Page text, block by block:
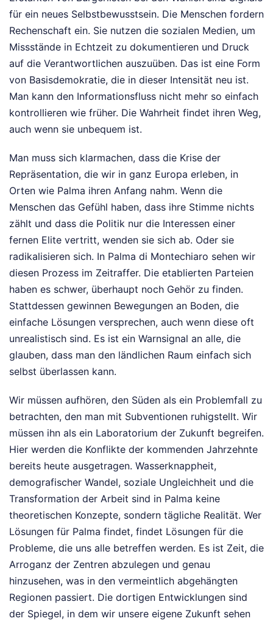
für ein neues Selbstbewusstsein. Die Menschen fordern
Rechenschaft ein. Sie nutzen die sozialen Medien, um
Missstände in Echtzeit zu dokumentieren und Druck
auf die Verantwortlichen auszuüben. Das ist eine Form
von Basisdemokratie, die in dieser Intensität neu ist.
Man kann den Informationsfluss nicht mehr so einfach
kontrollieren wie früher. Die Wahrheit findet ihren Weg,
auch wenn sie unbequem ist.
Man muss sich klarmachen, dass die Krise der
Repräsentation, die wir in ganz Europa erleben, in
Orten wie Palma ihren Anfang nahm. Wenn die
Menschen das Gefühl haben, dass ihre Stimme nichts
zählt und dass die Politik nur die Interessen einer
fernen Elite vertritt, wenden sie sich ab. Oder sie
radikalisieren sich. In Palma di Montechiaro sehen wir
diesen Prozess im Zeitraffer. Die etablierten Parteien
haben es schwer, überhaupt noch Gehör zu finden.
Stattdessen gewinnen Bewegungen an Boden, die
einfache Lösungen versprechen, auch wenn diese oft
unrealistisch sind. Es ist ein Warnsignal an alle, die
glauben, dass man den ländlichen Raum einfach sich
selbst überlassen kann.
Wir müssen aufhören, den Süden als ein Problemfall zu
betrachten, den man mit Subventionen ruhigstellt. Wir
müssen ihn als ein Laboratorium der Zukunft begreifen.
Hier werden die Konflikte der kommenden Jahrzehnte
bereits heute ausgetragen. Wasserknappheit,
demografischer Wandel, soziale Ungleichheit und die
Transformation der Arbeit sind in Palma keine
theoretischen Konzepte, sondern tägliche Realität. Wer
Lösungen für Palma findet, findet Lösungen für die
Probleme, die uns alle betreffen werden. Es ist Zeit, die
Arroganz der Zentren abzulegen und genau
hinzusehen, was in den vermeintlich abgehängten
Regionen passiert. Die dortigen Entwicklungen sind
der Spiegel, in dem wir unsere eigene Zukunft sehen